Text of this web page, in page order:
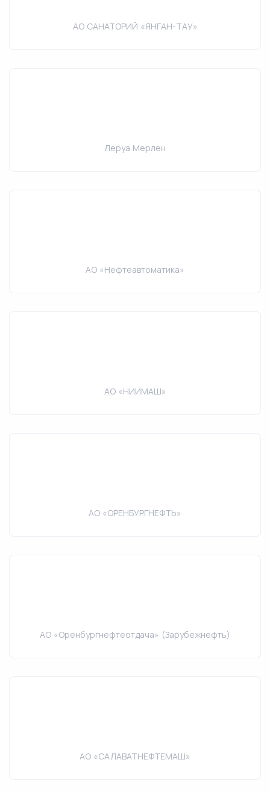
АО САНАТОРИЙ «ЯНГАН-ТАУ»
Леруа Мерлен
АО «Нефтеавтоматика»
АО «НИИМАШ»
АО «ОРЕНБУРГНЕФТЬ»
АО «Оренбургнефтеотдача» (Зарубежнефть)
АО «САЛАВАТНЕФТЕМАШ»